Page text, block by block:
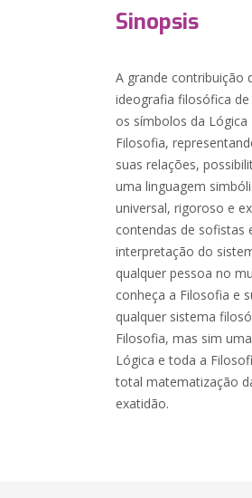
Sinopsis
A grande contribuição
ideografia filosófica
os símbolos da
Filosofia,
suas relações,
uma linguagem
universal, rigoroso e
contendas de sofistas
interpretação do
qualquer pessoa no
conheça a Filosofia e
qualquer sistema
Filosofia, mas sim
Lógica e toda a
total matematização
exatidão.